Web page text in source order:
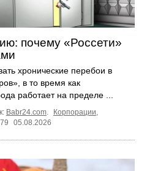
почему «Россети»
хронические перебои в
в то время как
работает на пределе ...
Babr24.com Корпорации
05.08.2026